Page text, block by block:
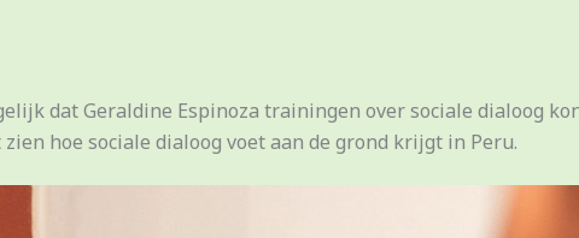
dat Geraldine Espinoza trainingen over sociale dialoog
hoe sociale dialoog voet aan de grond krijgt in Peru.